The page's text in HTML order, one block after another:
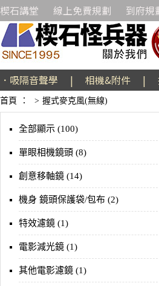
楔石講堂 線上免費規劃 到府規
．吸隔音聲學 | 相機&附件 |
首頁 ： > 握式麥克風(無線)
全部顯示 (100)
單眼相機鏡頭 (8)
創意移軸鏡 (14)
機身 鏡頭保護袋/包布 (2)
特效濾鏡 (1)
電影減光鏡 (1)
其他電影濾鏡 (1)